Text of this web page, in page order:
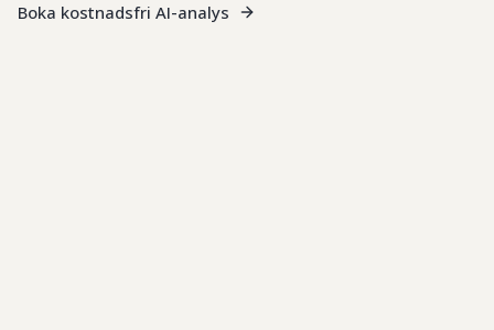
Boka kostnadsfri AI-analys